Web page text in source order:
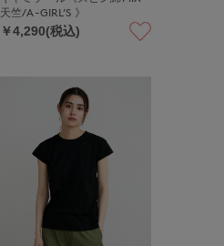
天竺/A-GIRL’S 》
￥4,290(税込)